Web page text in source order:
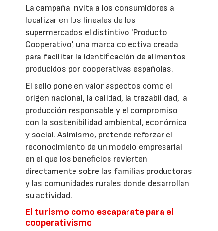
La campaña invita a los consumidores a
localizar en los lineales de los
supermercados el distintivo 'Producto
Cooperativo', una marca colectiva creada
para facilitar la identificación de alimentos
producidos por cooperativas españolas.
El sello pone en valor aspectos como el
origen nacional, la calidad, la trazabilidad, la
producción responsable y el compromiso
con la sostenibilidad ambiental, económica
y social. Asimismo, pretende reforzar el
reconocimiento de un modelo empresarial
en el que los beneficios revierten
directamente sobre las familias productoras
y las comunidades rurales donde desarrollan
su actividad.
El turismo como escaparate para el
cooperativismo